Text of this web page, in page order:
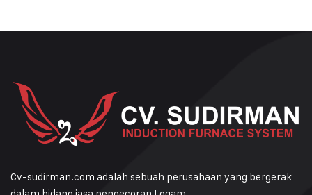
Cv-sudirman.com adalah sebuah perusahaan yang bergerak